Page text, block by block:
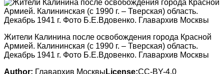
Жители Калинина после освобождения города Красной
Армией. Калининская (с 1990 г. – Тверская) область.
Декабрь 1941 г. Фото Б.Е.Вдовенко. Главархив Москвы
Author: Главархив Москвы License:CC-BY-4.0